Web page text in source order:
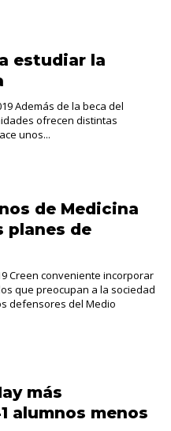
estudiar la
Además de la beca del
ofrecen distintas
unos...
de Medicina
planes de
Creen conveniente incorporar
que preocupan a la sociedad
defensores del Medio
más
alumnos menos